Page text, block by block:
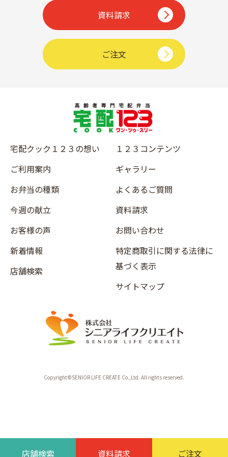
店舗検索 資料請求 ご注文
資料請求
ご注文
宅配クック１２３の想い
ご利用案内
お弁当の種類
今週の献立
お客様の声
新着情報
店舗検索
１２３コンテンツ
ギャラリー
よくあるご質問
資料請求
お問い合わせ
特定商取引に関する法律に
基づく表示
サイトマップ
Copyright©SENIOR LIFE CREATE Co.,Ltd. All rights reserved.